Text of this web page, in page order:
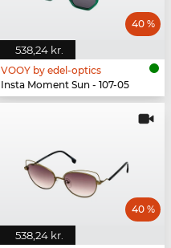
538,24 kr.
40 %
VOOY by edel-optics
Insta Moment Sun - 107-05
538,24 kr.
40 %